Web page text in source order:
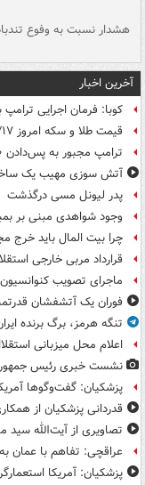
هشدار نسبت به وفوع
آخرین اخبار
کوبا: فرمان اجرایی
قیمت طلا و سکه امروز ۱۴۰۵/۰۵/۱۷
ترامپ مجبور به پس‌دادن ۱۰۰ میلیارد دلار از پول تعرفه‌ها شد
آتش سوزی مهیب یک ساختمان ۱۲ طبقه در
پدر لیونل مسی درگذشت
وجود شواهدی مبنی بر
چرا بیت المال باید خرج
قرارداد مربی خارجی
ماجرای تصویب
فوران یک آتشفشان
تنگه هرمز، برگ برنده
اعلام محل میزبانی
نشست خبری رئیس جمهور
پزشکیان: گفت‌وگوها
قدردانی پزشکیان از
تصاویری از آیت‌الله
عراقچی: تفاهم با عمان
پزشکیان: آمریکا